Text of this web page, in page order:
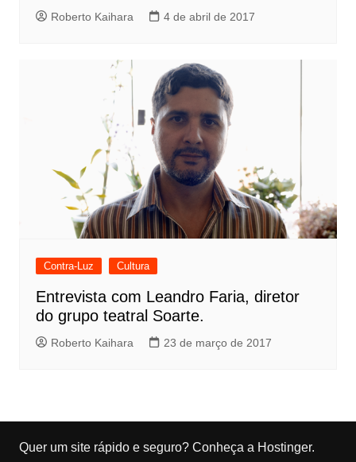
Roberto Kaihara 4 de abril de 2017
Contra-Luz Cultura
Entrevista com Leandro Faria, diretor
do grupo teatral Soarte.
Roberto Kaihara 23 de março de 2017
Quer um site rápido e seguro? Conheça a Hostinger.